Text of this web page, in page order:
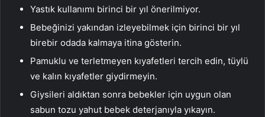
Yastık kullanımı birinci bir yıl önerilmiyor.
Bebeğinizi yakından izleyebilmek için birinci bir yıl
birebir odada kalmaya itina gösterin.
Pamuklu ve terletmeyen kıyafetleri tercih edin, tüylü
ve kalın kıyafetler giydirmeyin.
Giysileri aldıktan sonra bebekler için uygun olan
sabun tozu yahut bebek deterjanıyla yıkayın.